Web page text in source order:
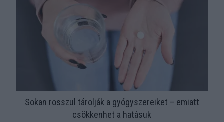
Sokan rosszul tárolják a gyógyszereiket – emiatt
csökkenhet a hatásuk